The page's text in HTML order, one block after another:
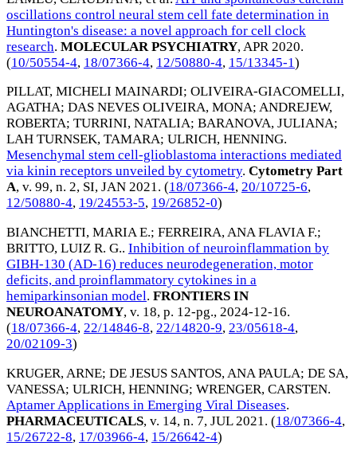
oscillations control neural stem cell fate determination in
Huntington's disease: a novel approach for cell clock
research. MOLECULAR PSYCHIATRY, APR 2020.
(10/50554-4, 18/07366-4, 12/50880-4, 15/13345-1)
PILLAT, MICHELI MAINARDI; OLIVEIRA-GIACOMELLI,
AGATHA; DAS NEVES OLIVEIRA, MONA; ANDREJEW,
ROBERTA; TURRINI, NATALIA; BARANOVA, JULIANA;
LAH TURNSEK, TAMARA; ULRICH, HENNING.
Mesenchymal stem cell-glioblastoma interactions mediated
via kinin receptors unveiled by cytometry. Cytometry Part
A, v. 99, n. 2, SI, JAN 2021. (18/07366-4, 20/10725-6,
12/50880-4, 19/24553-5, 19/26852-0)
BIANCHETTI, MARIA E.; FERREIRA, ANA FLAVIA F.;
BRITTO, LUIZ R. G.. Inhibition of neuroinflammation by
GIBH-130 (AD-16) reduces neurodegeneration, motor
deficits, and proinflammatory cytokines in a
hemiparkinsonian model. FRONTIERS IN
NEUROANATOMY, v. 18, p. 12-pg., 2024-12-16.
(18/07366-4, 22/14846-8, 22/14820-9, 23/05618-4,
20/02109-3)
KRUGER, ARNE; DE JESUS SANTOS, ANA PAULA; DE SA,
VANESSA; ULRICH, HENNING; WRENGER, CARSTEN.
Aptamer Applications in Emerging Viral Diseases.
PHARMACEUTICALS, v. 14, n. 7, JUL 2021. (18/07366-4,
15/26722-8, 17/03966-4, 15/26642-4)